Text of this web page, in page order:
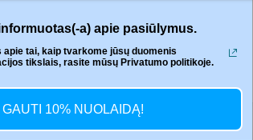
a) apie pasiūlymus.
apie tai, kaip tvarkome jūsų duomenis
tikslais, rasite mūsų Privatumo politikoje.
GAUTI 10% NUOLAIDĄ!